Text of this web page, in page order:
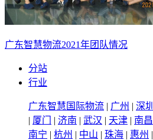
广东智慧物流2021年团队情况
分站
行业
广东智慧国际物流 | 广州 | 深圳
| 厦门 | 济南 | 武汉 | 天津 | 南昌
南宁 | 杭州 | 中山 | 珠海 | 惠州 |